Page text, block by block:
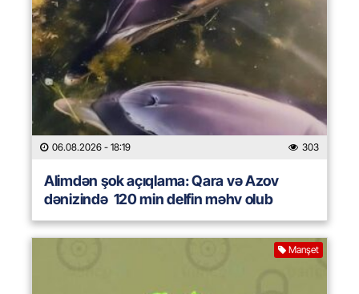
06.08.2026 - 18:19 303
Alimdən şok açıqlama: Qara və Azov
dənizində 120 min delfin məhv olub
Manşet